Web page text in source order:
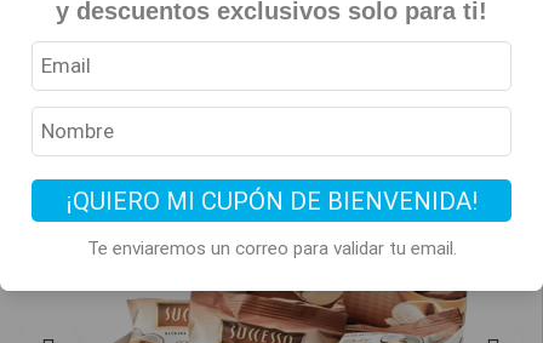
y descuentos exclusivos solo para ti!
¡QUIERO MI CUPÓN DE BIENVENIDA!
Te enviaremos un correo para validar tu email.
– 12 Unidades